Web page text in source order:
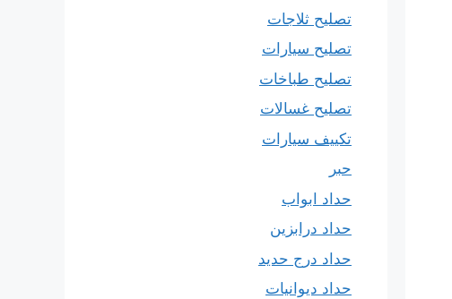
تصليح ثلاجات
تصليح سيارات
تصليح طباخات
تصليح غسالات
تكييف سيارات
حبر
حداد ابواب
حداد درابزين
حداد درج حديد
حداد ديوانيات